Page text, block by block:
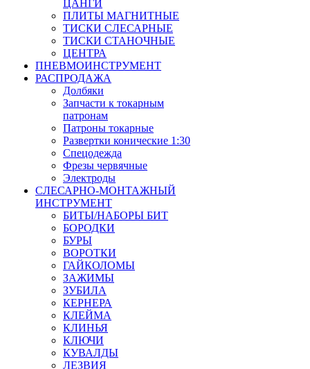
ЦАНГИ
ПЛИТЫ МАГНИТНЫЕ
ТИСКИ СЛЕСАРНЫЕ
ТИСКИ СТАНОЧНЫЕ
ЦЕНТРА
ПНЕВМОИНСТРУМЕНТ
РАСПРОДАЖА
Долбяки
Запчасти к токарным
патронам
Патроны токарные
Развертки конические 1:30
Спецодежда
Фрезы червячные
Электроды
СЛЕСАРНО-МОНТАЖНЫЙ
ИНСТРУМЕНТ
БИТЫ/НАБОРЫ БИТ
БОРОДКИ
БУРЫ
ВОРОТКИ
ГАЙКОЛОМЫ
ЗАЖИМЫ
ЗУБИЛА
КЕРНЕРА
КЛЕЙМА
КЛИНЬЯ
КЛЮЧИ
КУВАЛДЫ
ЛЕЗВИЯ